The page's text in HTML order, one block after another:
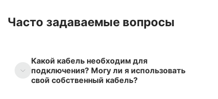
Часто задаваемые вопросы
Какой кабель необходим для
подключения? Могу ли я использовать
свой собственный кабель?